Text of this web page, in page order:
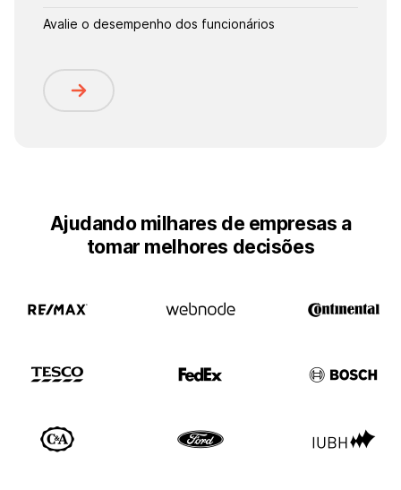
Avalie o desempenho dos funcionários
Ajudando milhares de empresas a
tomar melhores decisões